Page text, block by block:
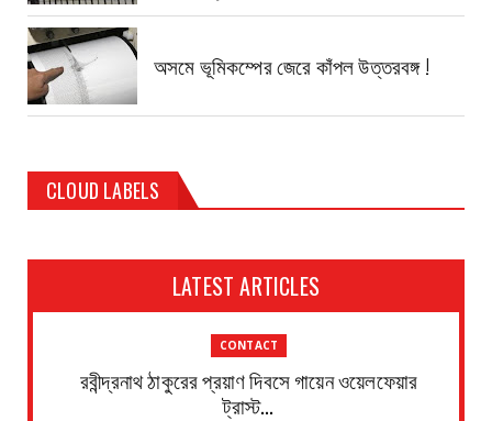
অসমে ভূমিকম্পের জেরে কাঁপল উত্তরবঙ্গ !
CLOUD LABELS
LATEST ARTICLES
CONTACT
রবীন্দ্রনাথ ঠাকুরের প্রয়াণ দিবসে গায়েন ওয়েলফেয়ার
ট্রাস্ট...